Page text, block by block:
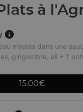
à
mijotés dans une
gingembre, ail + 1
15.00€